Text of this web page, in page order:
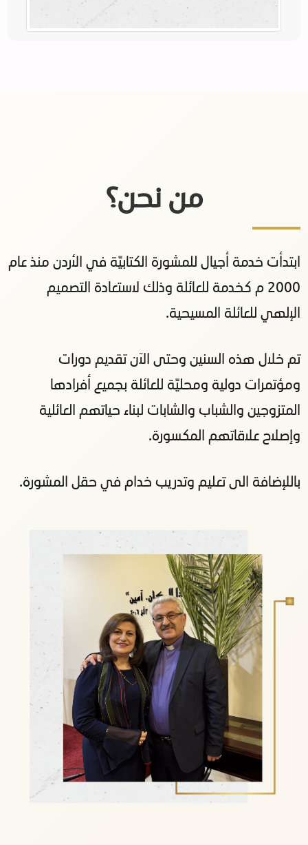
من نحن؟
ابتدأت خدمة أجيال للمشورة الكتابيّة في الأردن منذ عام
2000 م كخدمة للعائلة وذلك لاستعادة التصميم
الإلهي للعائلة المسيحية.
تم خلال هذه السنين وحتى الآن تقديم دورات
ومؤتمرات دولية ومحليّة للعائلة بجميع أفرادها
المتزوجين والشباب والشابات لبناء حياتهم العائلية
وإصلاح علاقاتهم المكسورة.
باللإضافة الى تعليم وتدريب خدام في حقل المشورة.